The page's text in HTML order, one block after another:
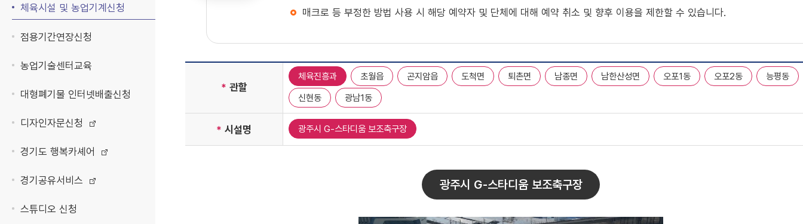
체육시설 및 농업기계신청
점용기간연장신청
농업기술센터교육
대형폐기물 인터넷배출신청
디자인자문신청
경기도 행복카셰어
경기공유서비스
스튜디오 신청
매크로 등 부정한 방법 사용 시 해당 예약자 및 단체에 대해 예약 취소 및 향후 이용을 제한할 수 있습니다.
* 관할
체육진흥과 초월읍 곤지암읍 도척면 퇴촌면 남종면 남한산성면 오포1동 오포2동
능평동
신현동
광남1동
* 시설명 광주시 G-스타디움 보조축구장
광주시 G-스타디움 보조축구장